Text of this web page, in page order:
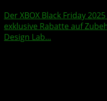
Der XBOX Black Friday
exklusive Rabatte auf
Design Lab...